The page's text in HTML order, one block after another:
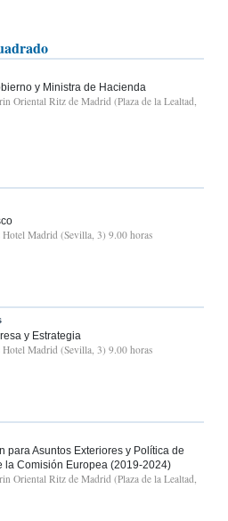
y Ministra de Hacienda
Oriental Ritz de Madrid (Plaza de la Lealtad,
Hotel Madrid (Sevilla, 3) 9.00 horas
y Estrategia
Hotel Madrid (Sevilla, 3) 9.00 horas
para Asuntos Exteriores y Política de
la Comisión Europea (2019-2024)
Oriental Ritz de Madrid (Plaza de la Lealtad,